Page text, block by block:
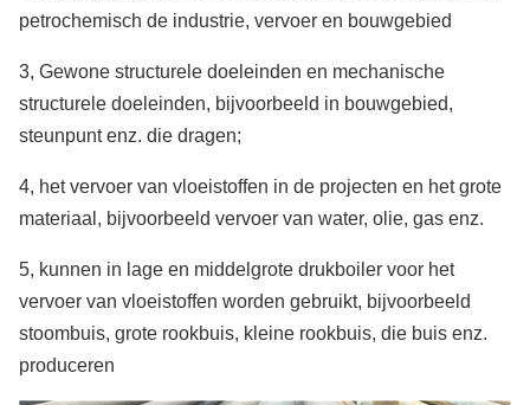
petrochemisch de industrie, vervoer en bouwgebied
3, Gewone structurele doeleinden en mechanische
structurele doeleinden, bijvoorbeeld in bouwgebied,
steunpunt enz. die dragen;
4, het vervoer van vloeistoffen in de projecten en het grote
materiaal, bijvoorbeeld vervoer van water, olie, gas enz.
5, kunnen in lage en middelgrote drukboiler voor het
vervoer van vloeistoffen worden gebruikt, bijvoorbeeld
stoombuis, grote rookbuis, kleine rookbuis, die buis enz.
produceren